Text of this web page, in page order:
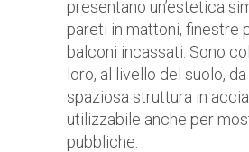
presentano un’estetica
pareti in mattoni, finestre
balconi incassati. Sono
loro, al livello del suolo, da
spaziosa struttura in
utilizzabile anche per
pubbliche.